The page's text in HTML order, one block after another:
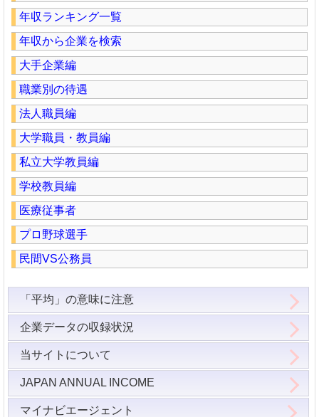
年収ランキング一覧
年収から企業を検索
大手企業編
職業別の待遇
法人職員編
大学職員・教員編
私立大学教員編
学校教員編
医療従事者
プロ野球選手
民間VS公務員
「平均」の意味に注意
企業データの収録状況
当サイトについて
JAPAN ANNUAL INCOME
マイナビエージェント